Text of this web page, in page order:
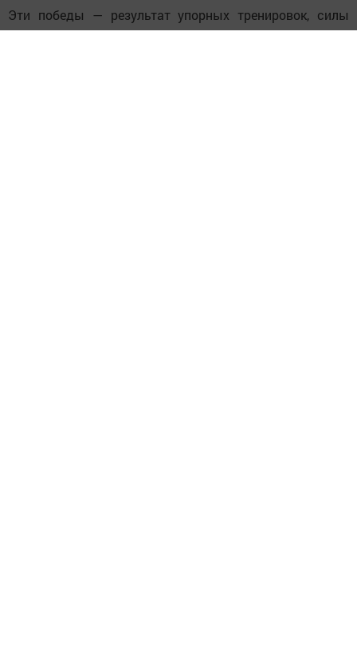
Эти победы — результат упорных тренировок, силы
воли и настоящего командного духа.